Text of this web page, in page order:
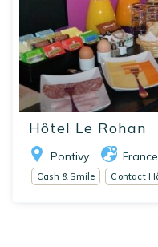
Hôtel Le Rohan
Pontivy France
Cash & Smile Contact